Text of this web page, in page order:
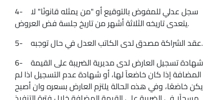
4- سجل عدلي للمفوض بالتوقيع أو "من يمثله قانونًا" لا
يتعدى تاريخه الثلاثة أشهر من تاريخ جلسة فض العروض.
5- عقد الشراكة مصدق لدى الكاتب العدل في حال توجبه.
6- شهادة تسجيل العارض لدى مديرية الضريبة على القيمة
المضافة إذا كان خاضعاً لها، أو شهادة عدم التسجيل اذا لم
يكن خاضعًا، وفي هذه الحالة يلتزم العارض بسعره وان أصبح